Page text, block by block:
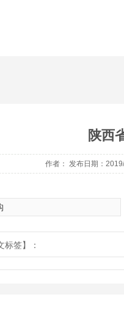
陕西
作者： 发布日期：
标签】：